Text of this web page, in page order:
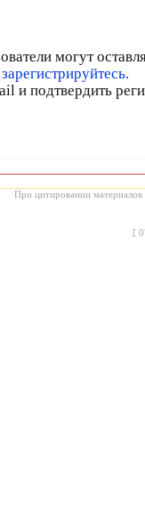
могут
зарегистрируйтесь.
и подтвердить
При цитировании материалов
[